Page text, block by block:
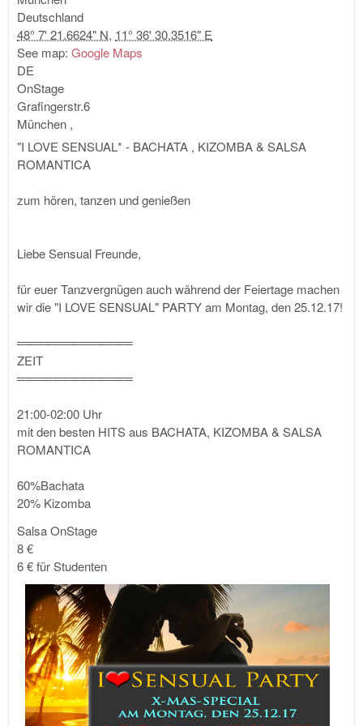
Deutschland
48° 7' 21.6624" N, 11° 36' 30.3516" E
See map: Google Maps
DE
OnStage
Grafingerstr.6
München ,
"I LOVE SENSUAL* - BACHATA , KIZOMBA & SALSA
ROMANTICA
zum hören, tanzen und genießen
Liebe Sensual Freunde,
für euer Tanzvergnügen auch während der Feiertage machen
wir die "I LOVE SENSUAL" PARTY am Montag, den 25.12.17!
═════════════
ZEIT
═════════════
21:00-02:00 Uhr
mit den besten HITS aus BACHATA, KIZOMBA & SALSA
ROMANTICA
60%Bachata
20% Kizomba
Salsa OnStage
8 €
6 € für Studenten